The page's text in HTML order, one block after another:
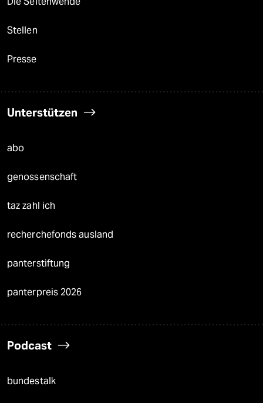
Stellen
Presse
Unterstützen
abo
genossenschaft
taz zahl ich
recherchefonds ausland
panterstiftung
panterpreis 2026
Podcast
bundestalk